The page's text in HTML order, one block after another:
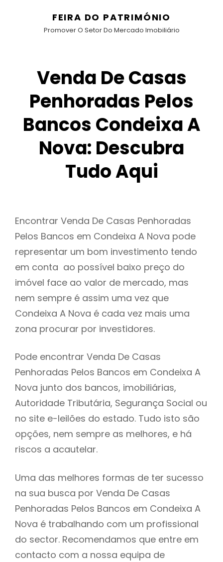
FEIRA DO PATRIMÓNIO
Promover O Setor Do Mercado Imobiliário
Venda De Casas
Penhoradas Pelos
Bancos Condeixa A
Nova: Descubra
Tudo Aqui
Encontrar Venda De Casas Penhoradas
Pelos Bancos em Condeixa A Nova pode
representar um bom investimento tendo
em conta ao possível baixo preço do
imóvel face ao valor de mercado, mas
nem sempre é assim uma vez que
Condeixa A Nova é cada vez mais uma
zona procurar por investidores.
Pode encontrar Venda De Casas
Penhoradas Pelos Bancos em Condeixa A
Nova junto dos bancos, imobiliárias,
Autoridade Tributária, Segurança Social ou
no site e-leilões do estado. Tudo isto são
opções, nem sempre as melhores, e há
riscos a acautelar.
Uma das melhores formas de ter sucesso
na sua busca por Venda De Casas
Penhoradas Pelos Bancos em Condeixa A
Nova é trabalhando com um profissional
do sector. Recomendamos que entre em
contacto com a nossa equipa de